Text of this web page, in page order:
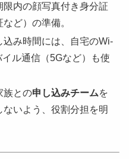
限内の顔写真付き身分証
ど）の準備。
込み時間には、自宅のWi-
ル通信（5Gなど）も使
族との申し込みチームを
いよう、役割分担を明